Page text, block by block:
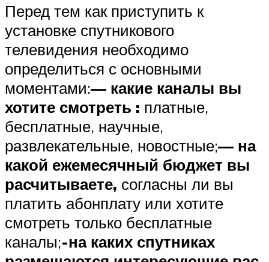
Перед тем как приступить к
установке спутникового
телевидения необходимо
определиться с основными
моментами:— какие каналы вы
хотите смотреть : платные,
бесплатные, научные,
развлекательные, новостные;— на
какой ежемесячный бюджет вы
расчитываете, согласны ли вы
платить абонплату или хотите
смотреть только бесплатные
каналы;-на каких спутниках